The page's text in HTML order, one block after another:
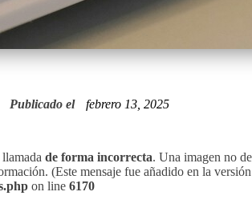
Publicado el febrero 13, 2025
de forma incorrecta. Una imagen no
(Este mensaje fue añadido en la
on line 6170